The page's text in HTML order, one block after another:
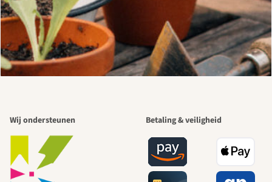
Wij ondersteunen Betaling & veiligheid